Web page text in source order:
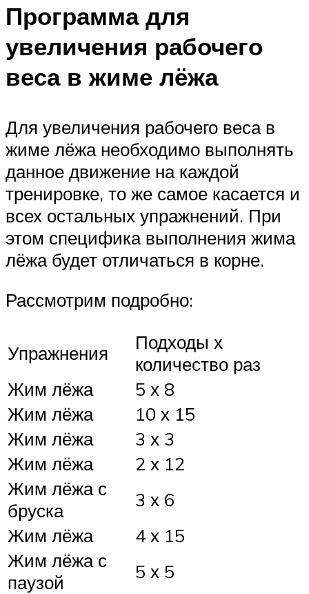
Программа для
увеличения рабочего
веса в жиме лёжа
Для увеличения рабочего веса в
жиме лёжа необходимо выполнять
данное движение на каждой
тренировке, то же самое касается и
всех остальных упражнений. При
этом специфика выполнения жима
лёжа будет отличаться в корне.
Рассмотрим подробно:
Упражнения
Подходы х
количество раз
Жим лёжа
5 х 8
Жим лёжа
10 х 15
Жим лёжа
3 х 3
Жим лёжа
2 х 12
Жим лёжа с
бруска
3 х 6
Жим лёжа
4 х 15
Жим лёжа с
паузой
5 х 5